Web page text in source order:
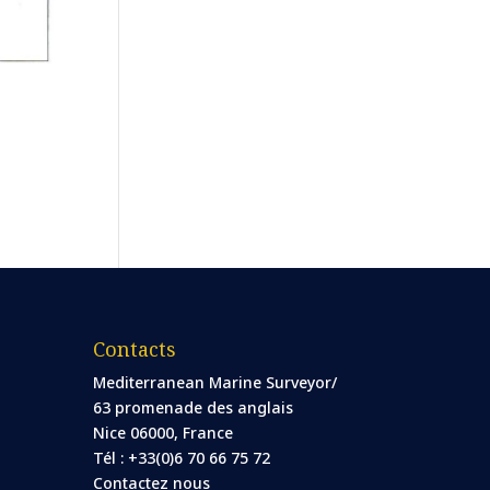
Contacts
Mediterranean Marine Surveyor/
63 promenade des anglais
Nice 06000, France
Tél : +33(0)6 70 66 75 72
Contactez nous